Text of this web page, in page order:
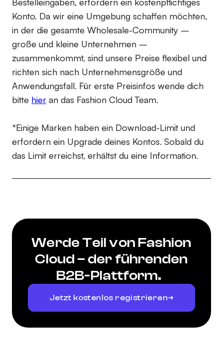
Bestelleingaben, erfordern ein kostenpflichtiges
Konto. Da wir eine Umgebung schaffen möchten,
in der die gesamte Wholesale-Community –
große und kleine Unternehmen –
zusammenkommt, sind unsere Preise flexibel und
richten sich nach Unternehmensgröße und
Anwendungsfall. Für erste Preisinfos wende dich
bitte hier an das Fashion Cloud Team.
*Einige Marken haben ein Download-Limit und
erfordern ein Upgrade deines Kontos. Sobald du
das Limit erreichst, erhältst du eine Information.
Werde Teil von Fashion
Cloud – der führenden
B2B-Plattform.
Jetzt kostenlos registrieren